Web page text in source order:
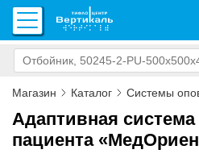
Магазин Каталог Системы
Адаптивная
пациента